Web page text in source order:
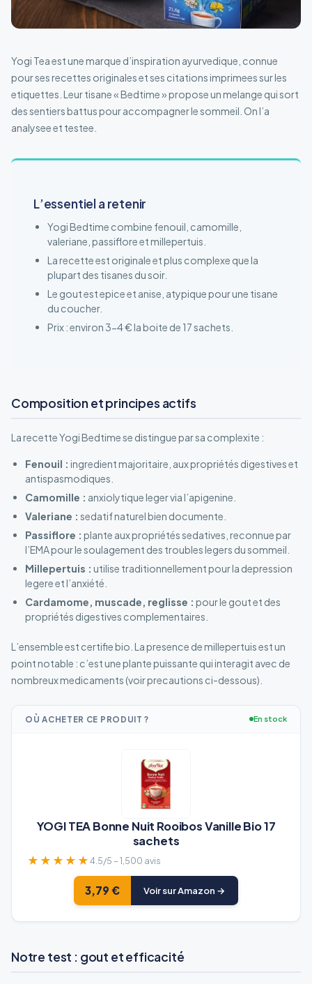
Yogi Tea est une marque d’inspiration ayurvedique, connue
pour ses recettes originales et ses citations imprimees sur les
etiquettes. Leur tisane « Bedtime » propose un melange qui sort
des sentiers battus pour accompagner le sommeil. On l’a
analysee et testee.
L’essentiel a retenir
Yogi Bedtime combine fenouil, camomille,
valeriane, passiflore et millepertuis.
La recette est originale et plus complexe que la
plupart des tisanes du soir.
Le gout est epice et anise, atypique pour une tisane
du coucher.
Prix : environ 3-4 € la boite de 17 sachets.
Composition et principes actifs
La recette Yogi Bedtime se distingue par sa complexite :
Fenouil : ingredient majoritaire, aux propriétés digestives et
antispasmodiques.
Camomille : anxiolytique leger via l’apigenine.
Valeriane : sedatif naturel bien documente.
Passiflore : plante aux propriétés sedatives, reconnue par
l’EMA pour le soulagement des troubles legers du sommeil.
Millepertuis : utilise traditionnellement pour la depression
legere et l’anxiété.
Cardamome, muscade, reglisse : pour le gout et des
propriétés digestives complementaires.
L’ensemble est certifie bio. La presence de millepertuis est un
point notable : c’est une plante puissante qui interagit avec de
nombreux medicaments (voir precautions ci-dessous).
OÙ ACHETER CE PRODUIT ? En stock
YOGI TEA Bonne Nuit Rooibos Vanille Bio 17
sachets
★★★★★4.5/5 – 1,500 avis
3,79 € Voir sur Amazon →
Notre test : gout et efficacité